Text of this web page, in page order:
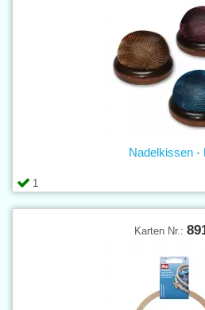
1
Nadelkissen -
Karten Nr.: